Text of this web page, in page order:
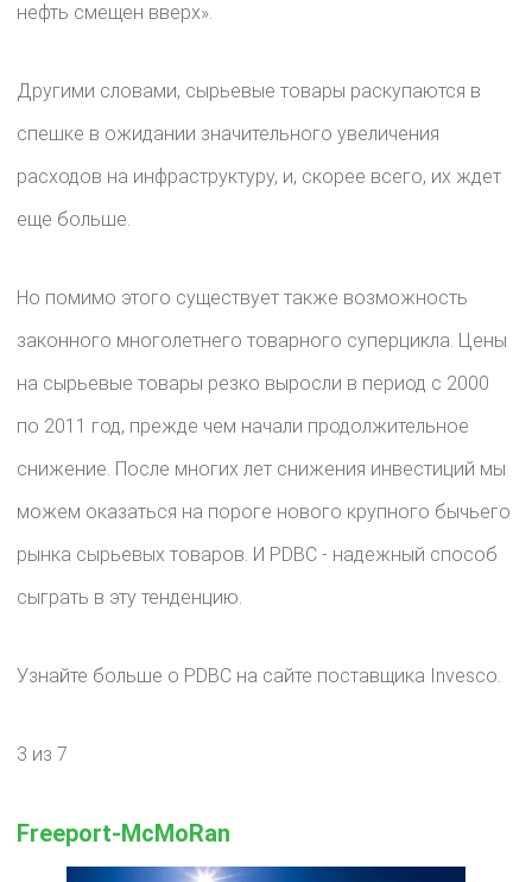
нефть смещен вверх».
Другими словами, сырьевые товары раскупаются в
спешке в ожидании значительного увеличения
расходов на инфраструктуру, и, скорее всего, их ждет
еще больше.
Но помимо этого существует также возможность
законного многолетнего товарного суперцикла. Цены
на сырьевые товары резко выросли в период с 2000
по 2011 год, прежде чем начали продолжительное
снижение. После многих лет снижения инвестиций мы
можем оказаться на пороге нового крупного бычьего
рынка сырьевых товаров. И PDBC - надежный способ
сыграть в эту тенденцию.
Узнайте больше о PDBC на сайте поставщика Invesco.
3 из 7
Freeport-McMoRan